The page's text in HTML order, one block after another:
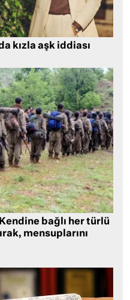
kızla aşk iddiası
bağlı her türlü
mensuplarını